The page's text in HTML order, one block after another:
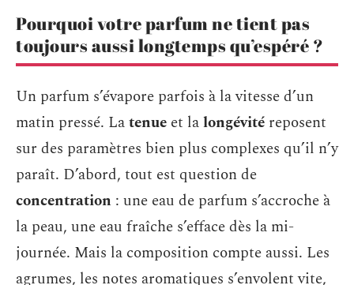
Pourquoi votre parfum ne tient pas
toujours aussi longtemps qu’espéré ?
Un parfum s’évapore parfois à la vitesse d’un
matin pressé. Latenue et lalongévité reposent
sur des paramètres bien plus complexes qu’il n’y
paraît. D’abord, tout est question de
concentration : une eau de parfum s’accroche à
la peau, une eau fraîche s’efface dès la mi-
journée. Mais la composition compte aussi. Les
agrumes, les notes aromatiques s’envolent vite,